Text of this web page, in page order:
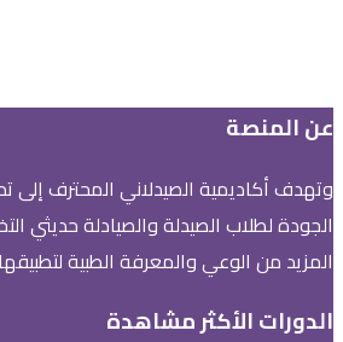
عن المنصة
وتهدف أكاديمية الصيدلاني المحترف إلى
الجودة لطلاب الصيدلة والصيادلة حديثي
المزيد من الوعي والمعرفة الطبية
الدورات الأكثر مشاهدة